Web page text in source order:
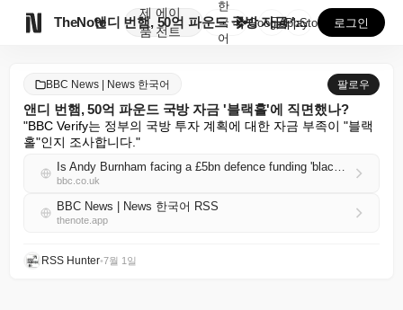
TheNote
제
품
에이
전트
앤디 번햄, 50억 파운드 국방 자금 '블랙홀'에 직면...
한
국
어
GooglePlay
AppStore 로그인
BBC News | News 한국어 팔로우
앤디 번햄, 50억 파운드 국방 자금 '블랙홀'에 직면했나?
"BBC Verify는 정부의 국방 투자 계획에 대한 자금 부족이 "블랙
홀"인지 조사합니다."
Is Andy Burnham facing a £5bn defence funding 'black hole'?
bbc.co.uk
BBC News | News 한국어 RSS
thenote.app
RSS Hunter•7월 1일